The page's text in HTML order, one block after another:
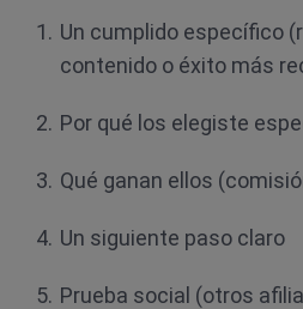
Un cumplido específico
contenido o éxito más
Por qué los elegiste
Qué ganan ellos
Un siguiente paso claro
Prueba social (otros